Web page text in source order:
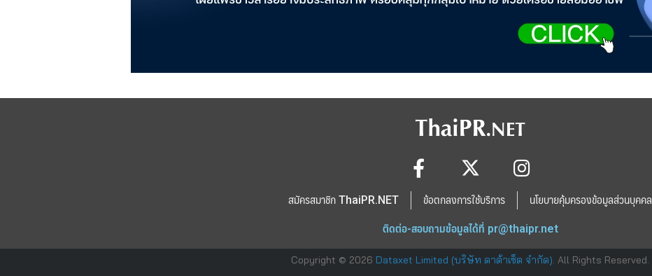
สมัครสมาชิก ThaiPR.NET ข้อตกลงการใช้บริการ นโยบายคุ้มครองข้อมูลส่วนบุคคล
ติดต่อ-สอบถามข้อมูลได้ที่ pr@thaipr.net
Copyright © 2026 Dataxet Limited (บริษัท ดาต้าเซ็ต จำกัด). All Rights Reserved.